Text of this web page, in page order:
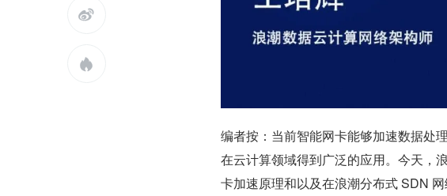


编者按：当前智能网卡能够加速数据处
在云计算领域得到广泛的应用。今天，
卡加速原理和以及在浪潮分布式 SDN